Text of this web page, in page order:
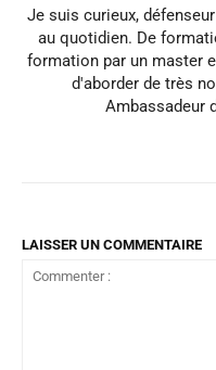
Je suis curieux,
au quotidien. De
formation par un master
d'aborder de très
Ambassadeur
LAISSER UN COMMENTAIRE